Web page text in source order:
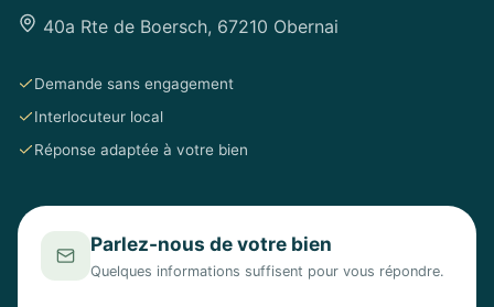
40a Rte de Boersch, 67210 Obernai
Demande sans engagement
Interlocuteur local
Réponse adaptée à votre bien
Parlez-nous de votre bien
Quelques informations suffisent pour vous répondre.